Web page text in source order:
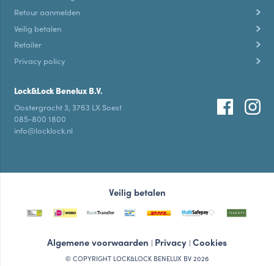
Retour aanmelden
Veilig betalen
Retailer
Privacy policy
Lock&Lock Benelux B.V.
Oostergracht 3, 3763 LX Soest
085-800 1800
info@locklock.nl
Veilig betalen
Algemene voorwaarden | Privacy | Cookies
© COPYRIGHT LOCK&LOCK BENELUX BV 2026